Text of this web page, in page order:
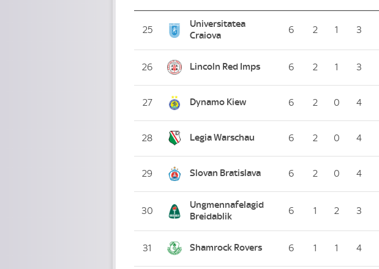
25
Universitatea
Craiova
6 2 1 3
26 Lincoln Red Imps 6 2 1 3
27 Dynamo Kiew 6 2 0 4
28 Legia Warschau 6 2 0 4
29 Slovan Bratislava 6 2 0 4
30
Ungmennafelagid
Breidablik
6 1 2 3
31 Shamrock Rovers 6 1 1 4